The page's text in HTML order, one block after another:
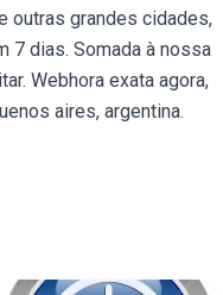
outras grandes cidades,
7 dias. Somada à nossa
Webhora exata agora,
aires, argentina.